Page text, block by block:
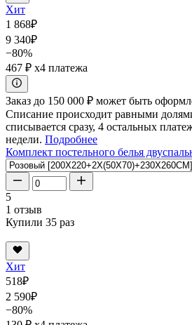
Хит
1 868₽
9 340₽
−80%
467 ₽ x4 платежа
Заказ до 150 000 ₽ может быть
Списание происходит равными
списывается сразу, 4 остальных
недели. Подробнее
Комплект постельного белья
5
1 отзыв
Купили 35 раз
Хит
518₽
2 590₽
−80%